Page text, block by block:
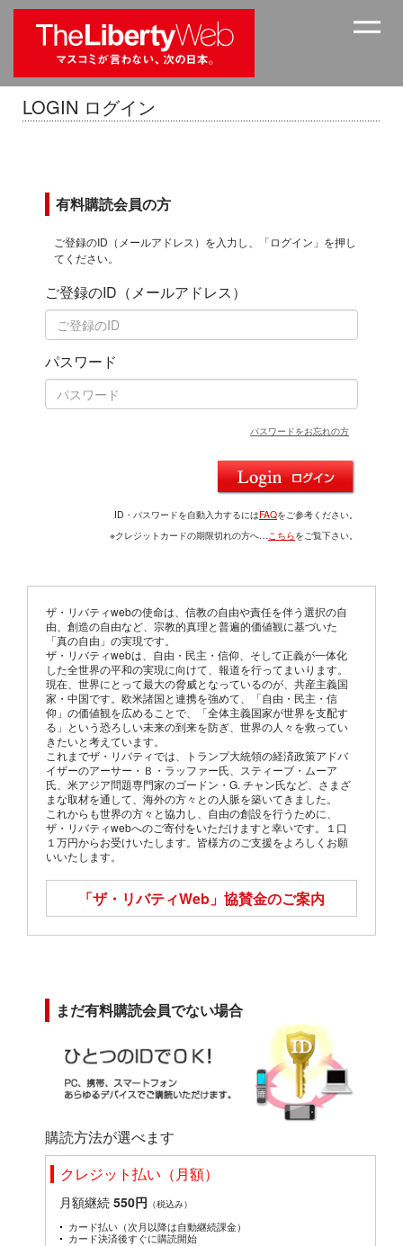
LOGIN ログイン
有料購読会員の方
ご登録のID（メールアドレス）を入力し、「ログイン」を押し
てください。
ご登録のID（メールアドレス）
パスワード
パスワードをお忘れの方
ID・パスワードを自動入力するにはFAQをご参考ください。
※クレジットカードの期限切れの方へ…こちらをご覧下さい。
ザ・リバティwebの使命は、信教の自由や責任を伴う選択の自
由、創造の自由など、宗教的真理と普遍的価値観に基づいた
「真の自由」の実現です。
ザ・リバティwebは、自由・民主・信仰、そして正義が一体化
した全世界の平和の実現に向けて、報道を行ってまいります。
現在、世界にとって最大の脅威となっているのが、共産主義国
家・中国です。欧米諸国と連携を強めて、「自由・民主・信
仰」の価値観を広めることで、「全体主義国家が世界を支配す
る」という恐ろしい未来の到来を防ぎ、世界の人々を救ってい
きたいと考えています。
これまでザ・リバティでは、トランプ大統領の経済政策アドバ
イザーのアーサー・Ｂ・ラッファー氏、スティーブ・ムーア
氏、米アジア問題専門家のゴードン・G. チャン氏など、さまざ
まな取材を通して、海外の方々との人脈を築いてきました。
これからも世界の方々と協力し、自由の創設を行うために、
ザ・リバティwebへのご寄付をいただけますと幸いです。１口
１万円からお受けいたします。皆様方のご支援をよろしくお願
いいたします。
「ザ・リバティWeb」 協賛金のご案内
まだ有料購読会員でない場合
購読方法が選べます
クレジット払い（月額）
月額継続 550円 （税込み）
カード払い（次月以降は自動継続課金）
カード決済後すぐに購読開始